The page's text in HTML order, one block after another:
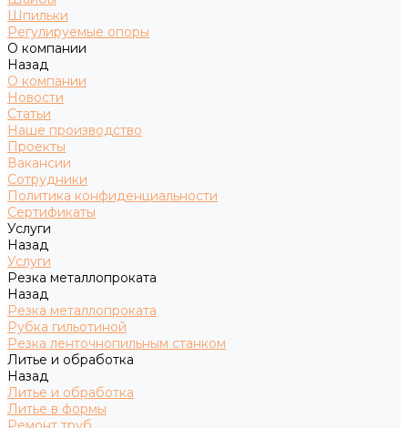
Шпильки
Регулируемые опоры
О компании
Назад
О компании
Новости
Статьи
Наше производство
Проекты
Вакансии
Сотрудники
Политика конфиденциальности
Сертификаты
Услуги
Назад
Услуги
Резка металлопроката
Назад
Резка металлопроката
Рубка гильотиной
Резка ленточнопильным станком
Литье и обработка
Назад
Литье и обработка
Литье в формы